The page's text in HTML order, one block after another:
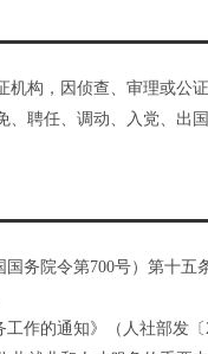
构，因侦查、审理或公
聘任、调动、入党、出
务院令第700号）第十
作的通知》（人社部发